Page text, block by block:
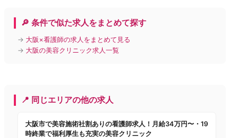
🔎 条件で似た求人をまとめて探す
→ 大阪×看護師の求人をまとめて見る
→ 大阪の美容クリニック求人一覧
📍 同じエリアの他の求人
大阪市で美容施術社割ありの看護師求人！月給34万円〜・19
時終業で福利厚生も充実の美容クリニック